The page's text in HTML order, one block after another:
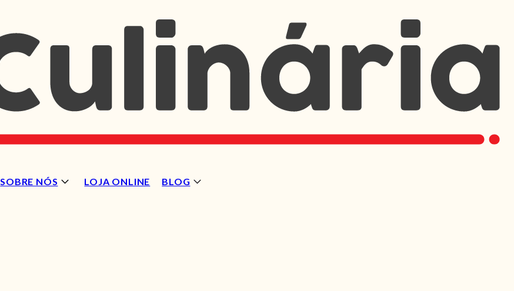
SOBRE NÓS LOJA ONLINE BLOG